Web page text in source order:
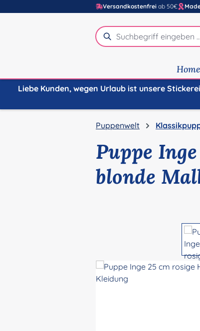
Hauptinhalt springen
Zur Suche springen
Zur Hauptnavigation springen
Versandkostenfrei ab 50€
Home
Liebe Kunden, wegen Urlaub ist unsere
Puppenwelt
Puppe
blonde